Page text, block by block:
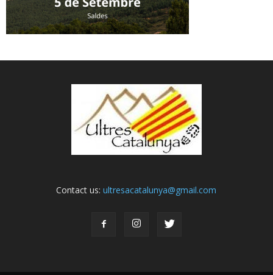
Contact us:ultresacatalunya@gmail.com